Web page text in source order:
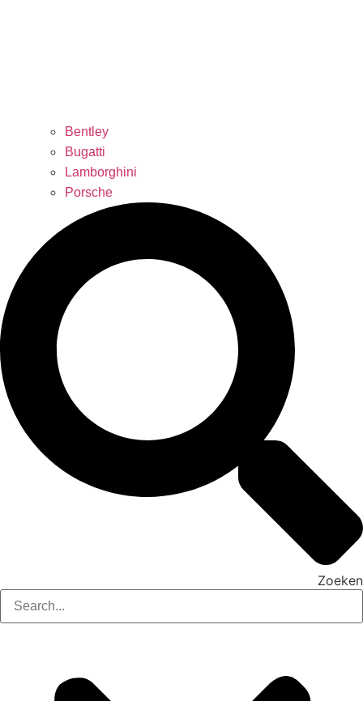
Bentley
Bugatti
Lamborghini
Porsche
Zoeken